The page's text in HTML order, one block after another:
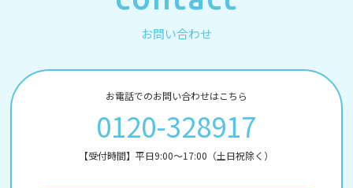
お問い合わせ
お電話でのお問い合わせはこちら
0120-328917
【受付時間】平日9:00～17:00（土日祝除く）